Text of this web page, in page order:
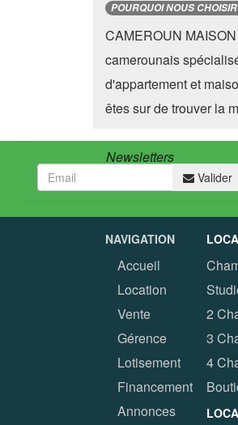
POURQUOI NOUS
CAMEROUN
camerounais
d'appartement et
êtes sur de trouver la
Newsletters
Valider
NAVIGATION
Accueil
Location
Vente
Gérence
Lotisement
Financement
Annonces
2
3
4